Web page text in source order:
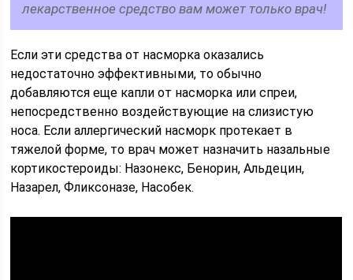
лекарственное средство вам может только врач!
Если эти средства от насморка оказались
недостаточно эффективными, то обычно
добавляются еще капли от насморка или спреи,
непосредственно воздействующие на слизистую
носа. Если аллергический насморк протекает в
тяжелой форме, то врач может назначить назальные
кортикостероиды: Назонекс, Бенорин, Альдецин,
Назарел, Фликсоназе, Насобек.